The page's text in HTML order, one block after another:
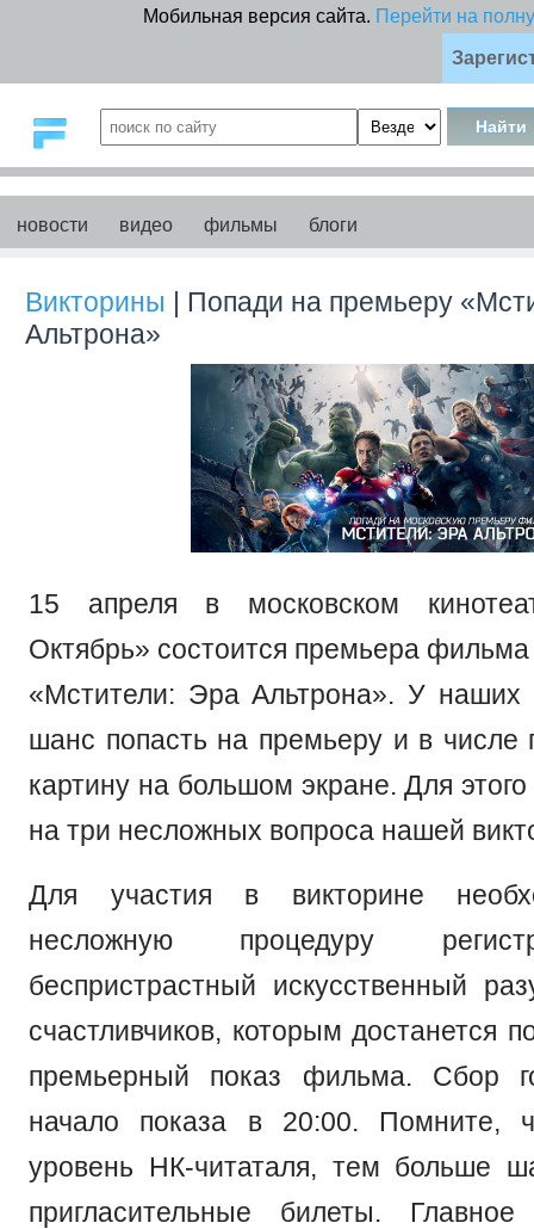
Мобильная версия сайта. Перейти на
новости видео фильмы блоги
Викторины | Попади на премьеру
Альтрона»
15 апреля в московском
Октябрь» состоится премьера
«Мстители: Эра Альтрона». У наших
шанс попасть на премьеру и в числе
картину на большом экране. Для
на три несложных вопроса нашей
Для участия в викторине
несложную процедуру
беспристрастный искусственный
счастливчиков, которым достанется
премьерный показ фильма. Сбор
начало показа в 20:00.
уровень НК-читаталя, тем больше
пригласительные билеты.